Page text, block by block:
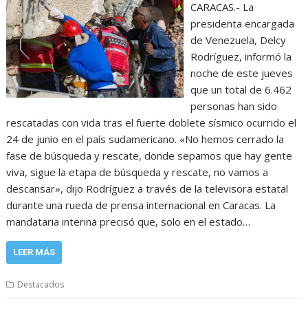
CARACAS.- La
presidenta encargada
de Venezuela, Delcy
Rodríguez, informó la
noche de este jueves
que un total de 6.462
personas han sido
rescatadas con vida tras el fuerte doblete sísmico ocurrido el
24 de junio en el país sudamericano. «No hemos cerrado la
fase de búsqueda y rescate, donde sepamos que hay gente
viva, sigue la etapa de búsqueda y rescate, no vamos a
descansar», dijo Rodríguez a través de la televisora estatal
durante una rueda de prensa internacional en Caracas. La
mandataria interina precisó que, solo en el estado…
LEER MÁS
Destacados